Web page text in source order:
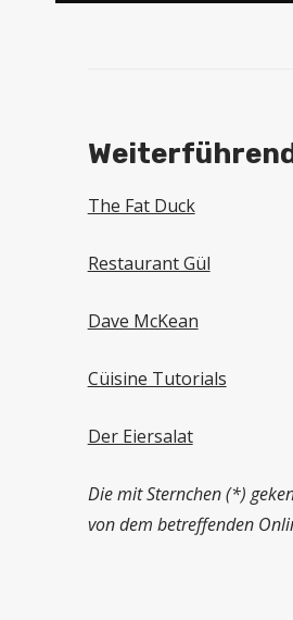
The Fat Duck
Restaurant Gül
Dave McKean
Cüisine Tutorials
Der Eiersalat
Die mit Sternchen (*)
von dem betreffenden